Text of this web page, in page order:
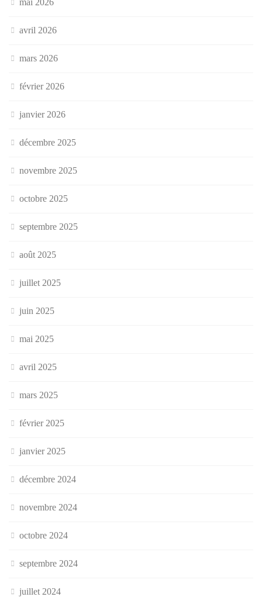
avril 2026
mars 2026
février 2026
janvier 2026
décembre 2025
novembre 2025
octobre 2025
septembre 2025
août 2025
juillet 2025
juin 2025
mai 2025
avril 2025
mars 2025
février 2025
janvier 2025
décembre 2024
novembre 2024
octobre 2024
septembre 2024
juillet 2024